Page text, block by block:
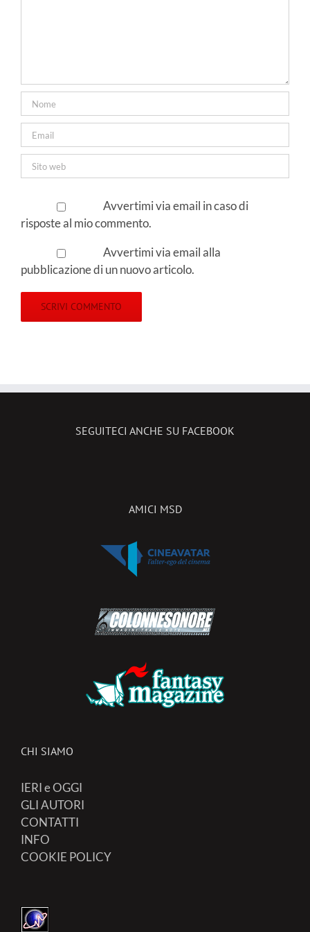
Avvertimi via email in caso di
risposte al mio commento.
Avvertimi via email alla
pubblicazione di un nuovo articolo.
SEGUITECI ANCHE SU FACEBOOK
AMICI MSD
CHI SIAMO
IERI e OGGI
GLI AUTORI
CONTATTI
INFO
COOKIE POLICY